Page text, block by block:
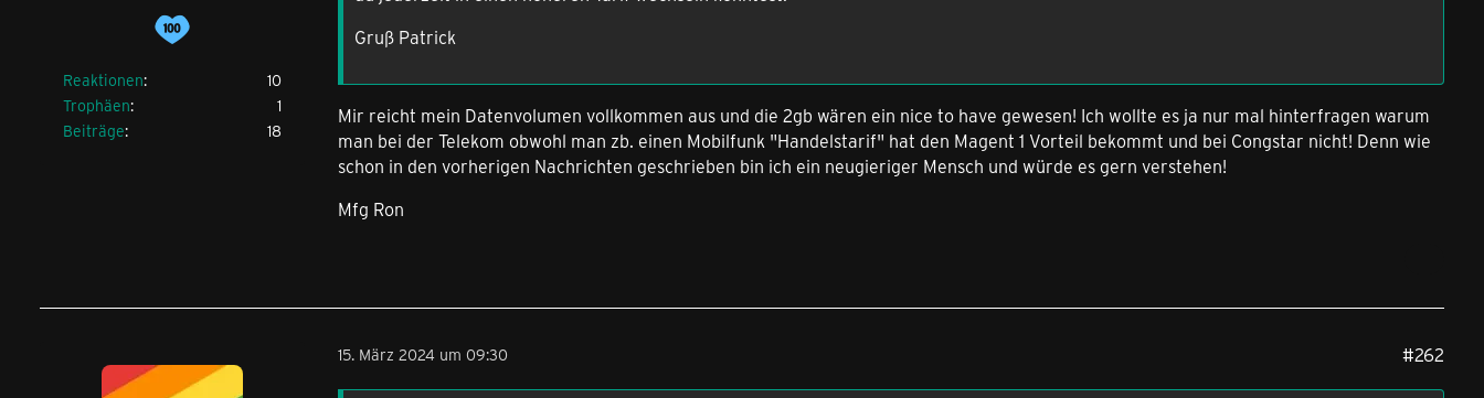
Reaktionen
10
Trophäen
1
Beiträge
18
Gruß Patrick
Mir reicht mein Datenvolumen vollkommen aus und die 2gb wären ein nice to have gewesen! Ich wollte es ja nur mal hinterfragen warum
man bei der Telekom obwohl man zb. einen Mobilfunk "Handelstarif" hat den Magent 1 Vorteil bekommt und bei Congstar nicht! Denn wie
schon in den vorherigen Nachrichten geschrieben bin ich ein neugieriger Mensch und würde es gern verstehen!
Mfg Ron
15. März 2024 um 09:30 #262